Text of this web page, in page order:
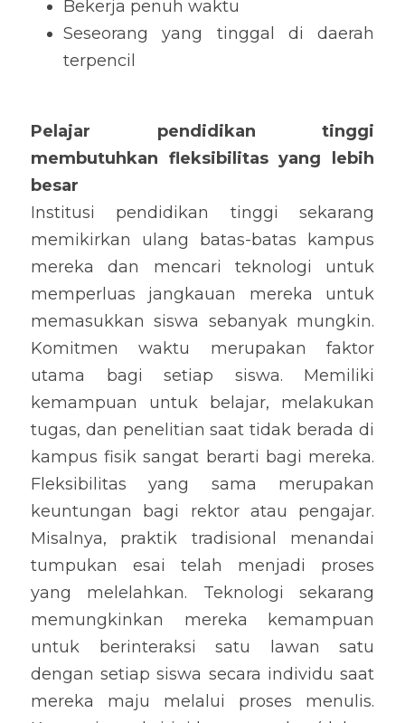
Bekerja penuh waktu
Seseorang yang tinggal di daerah
terpencil
Pelajar pendidikan tinggi
membutuhkan fleksibilitas yang lebih
besar
Institusi pendidikan tinggi sekarang
memikirkan ulang batas-batas kampus
mereka dan mencari teknologi untuk
memperluas jangkauan mereka untuk
memasukkan siswa sebanyak mungkin.
Komitmen waktu merupakan faktor
utama bagi setiap siswa. Memiliki
kemampuan untuk belajar, melakukan
tugas, dan penelitian saat tidak berada di
kampus fisik sangat berarti bagi mereka.
Fleksibilitas yang sama merupakan
keuntungan bagi rektor atau pengajar.
Misalnya, praktik tradisional menandai
tumpukan esai telah menjadi proses
yang melelahkan. Teknologi sekarang
memungkinkan mereka kemampuan
untuk berinteraksi satu lawan satu
dengan setiap siswa secara individu saat
mereka maju melalui proses menulis.